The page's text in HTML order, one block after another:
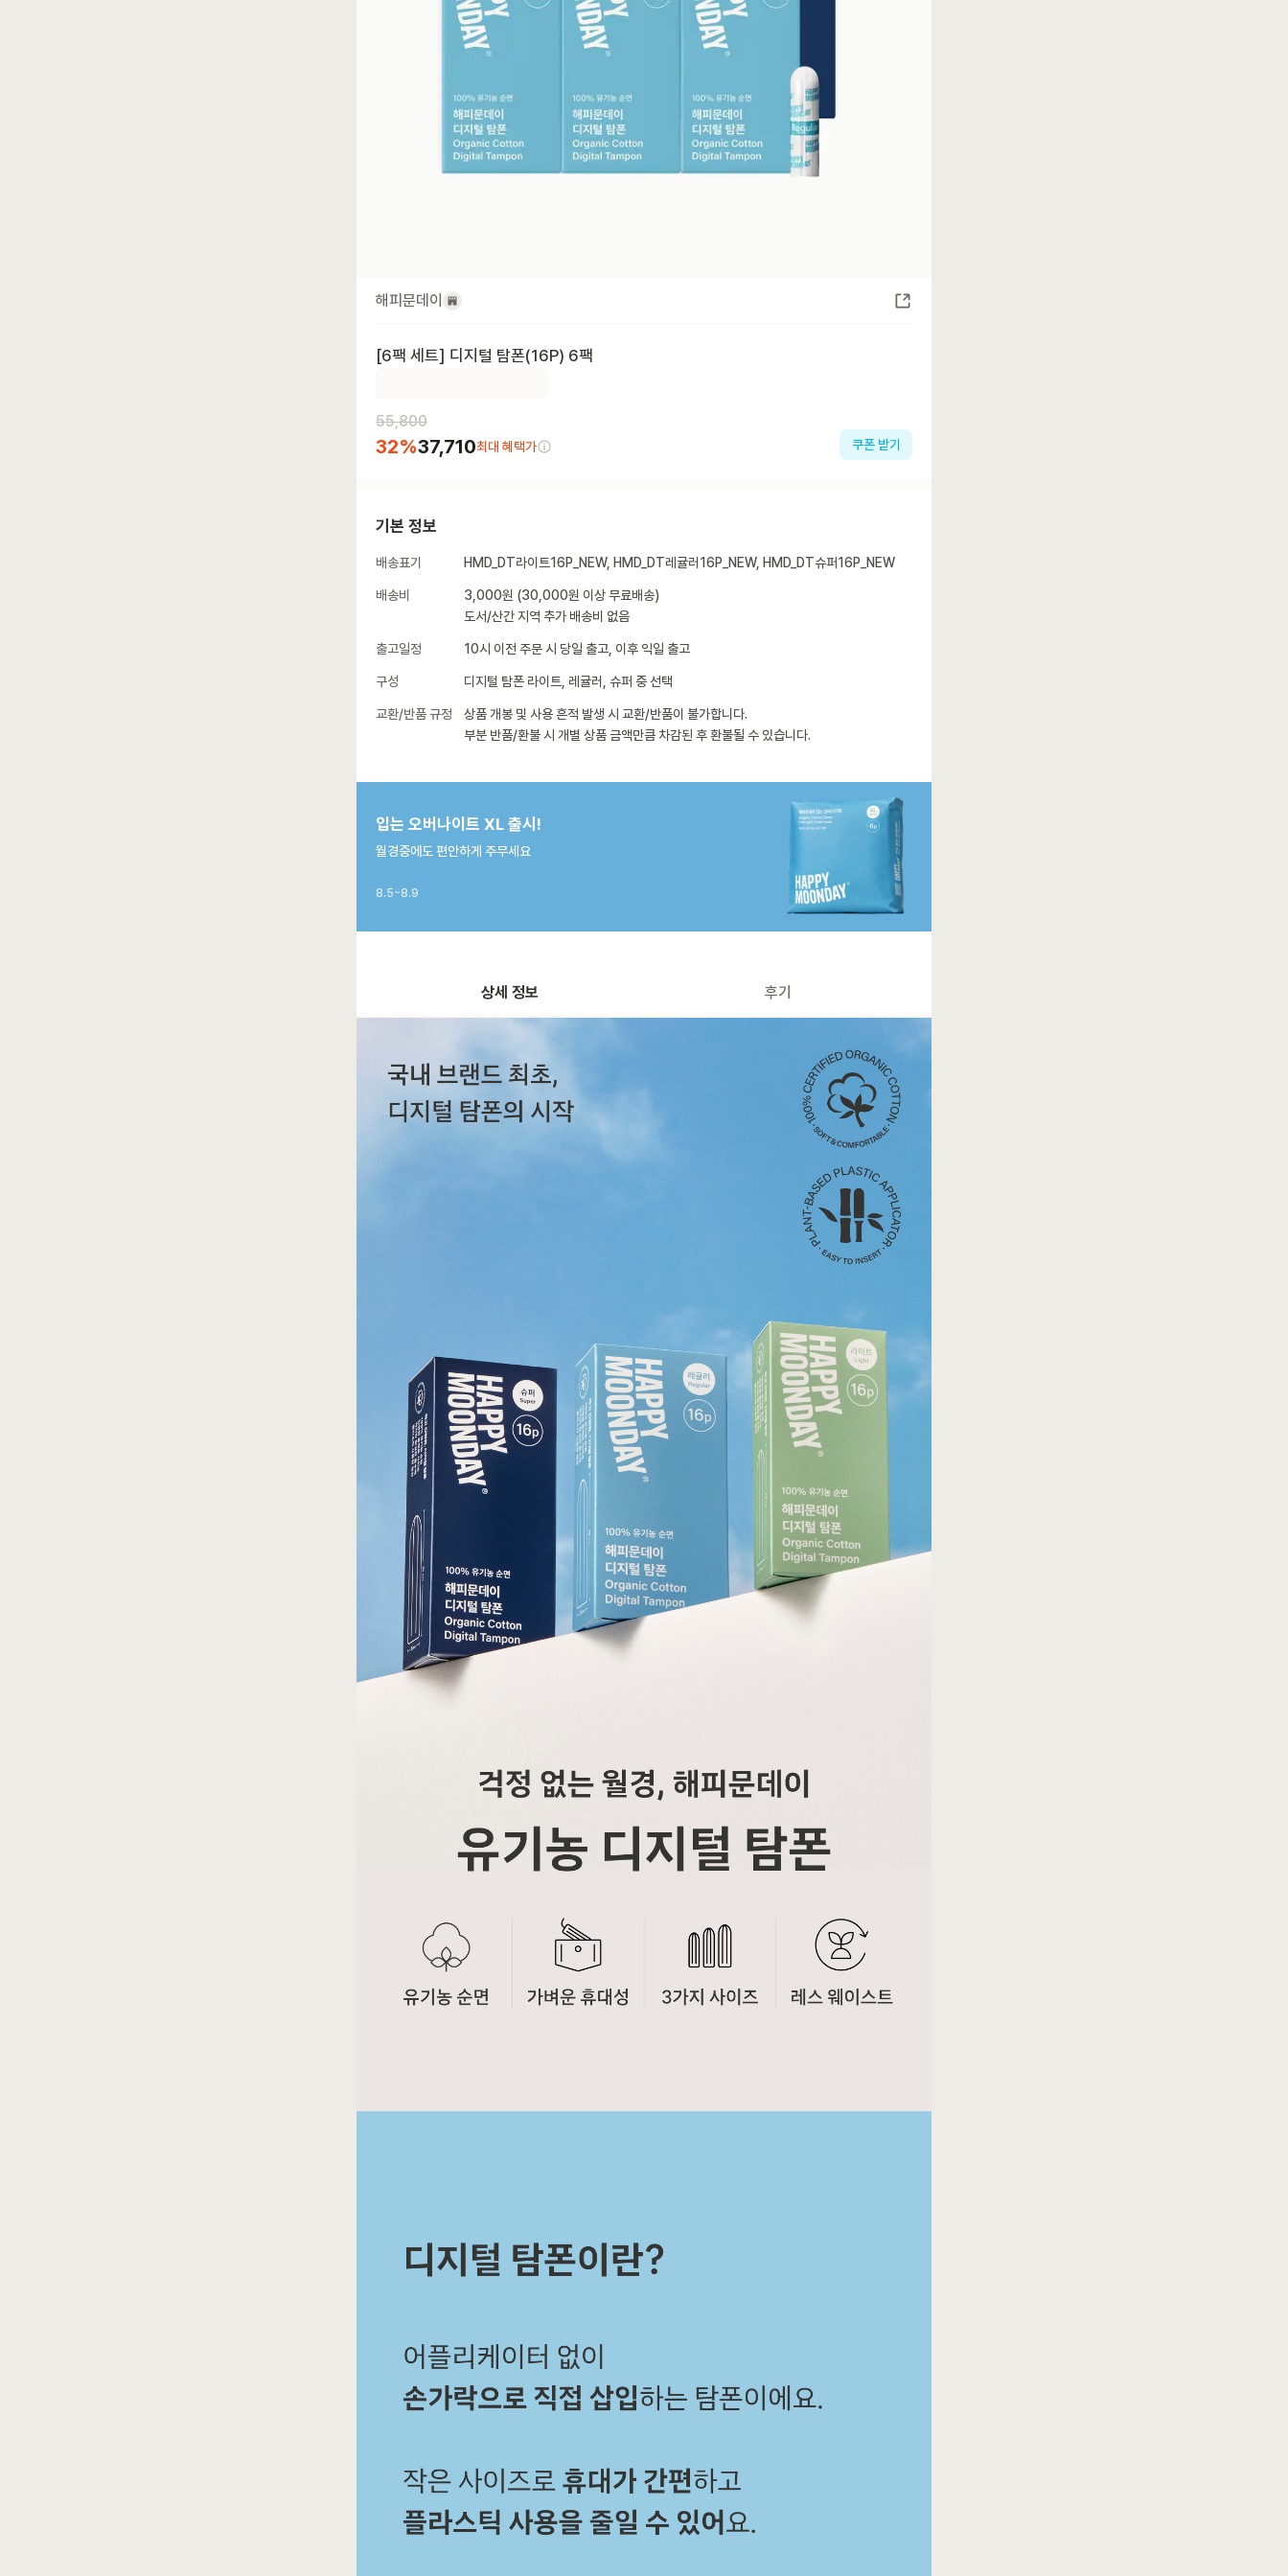
해피문데이
[6팩 세트] 디지털 탐폰(16P) 6팩
55,800
32%37,710최대 혜택가 쿠폰 받기
기본 정보
배송표기 HMD_DT라이트16P_NEW, HMD_DT레귤러16P_NEW, HMD_DT슈퍼16P_NEW
배송비
3,000원 (30,000원 이상 무료배송)
도서/산간 지역 추가 배송비 없음
출고일정 10시 이전 주문 시 당일 출고, 이후 익일 출고
구성 디지털 탐폰 라이트, 레귤러, 슈퍼 중 선택
교환/반품 규정
상품 개봉 및 사용 흔적 발생 시 교환/반품이 불가합니다.
부분 반품/환불 시 개별 상품 금액만큼 차감된 후 환불될 수 있습니다.
입는 오버나이트 XL 출시!
월경중에도 편안하게 주무세요
8.5~8.9
상세 정보 후기